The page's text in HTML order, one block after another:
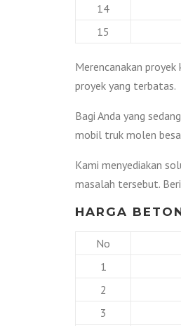
14
15
Merencanakan
proyek yang terbatas.
Bagi Anda yang
mobil truk molen
Kami menyediakan
masalah tersebut.
HARGA
No
1
2
3